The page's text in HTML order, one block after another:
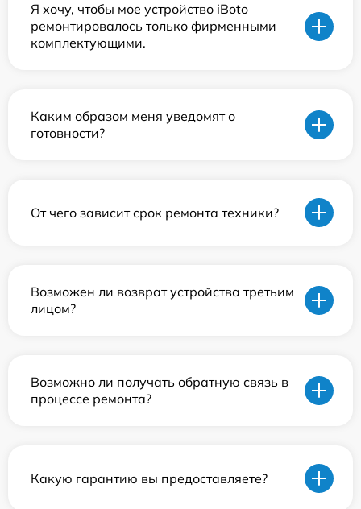
Я хочу, чтобы мое устройство iBoto
ремонтировалось только фирменными
комплектующими.
Каким образом меня уведомят о
готовности?
От чего зависит срок ремонта техники?
Возможен ли возврат устройства третьим
лицом?
Возможно ли получать обратную связь в
процессе ремонта?
Какую гарантию вы предоставляете?